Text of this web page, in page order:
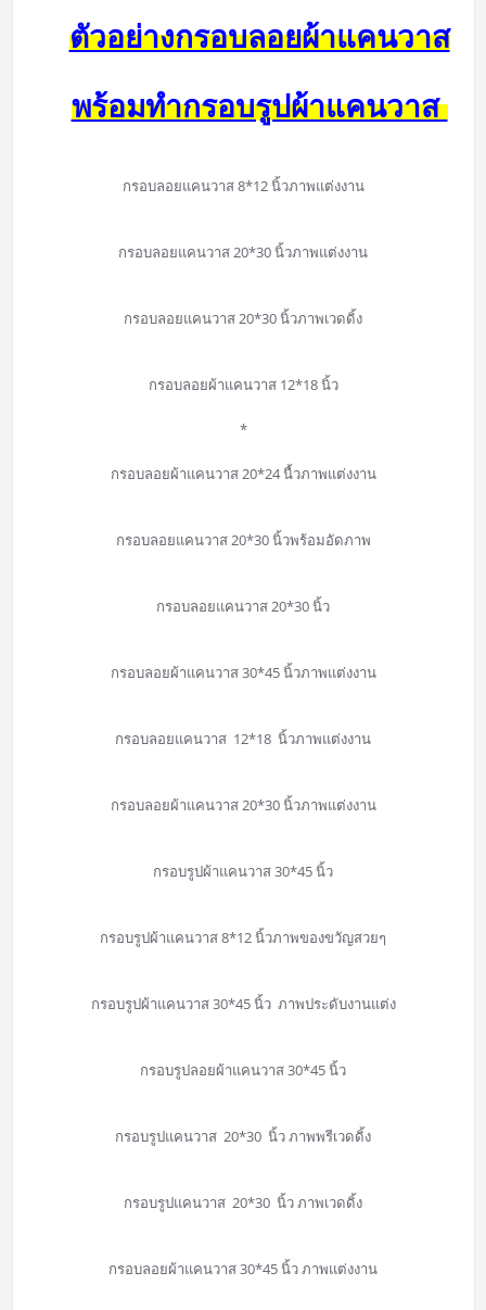
ตัวอย่างกรอบลอยผ้าแคนวาส
พร้อมทำกรอบรูปผ้าแคนวาส
กรอบลอยแคนวาส 8*12 นิ้วภาพแต่งงาน
กรอบลอยแคนวาส 20*30 นิ้วภาพแต่งงาน
กรอบลอยแคนวาส 20*30 นิ้วภาพเวดดิ้ง
กรอบลอยผ้าแคนวาส 12*18 นิ้ว
*
กรอบลอยผ้าแคนวาส 20*24 นื้วภาพแต่งงาน
กรอบลอยแคนวาส 20*30 นิ้วพร้อมอัดภาพ
กรอบลอยแคนวาส 20*30 นิ้ว
กรอบลอยผ้าแคนวาส 30*45 นิ้วภาพแต่งงาน
กรอบลอยแคนวาส 12*18 นิ้วภาพแต่งงาน
กรอบลอยผ้าแคนวาส 20*30 นิ้วภาพแต่งงาน
กรอบรูปผ้าแคนวาส 30*45 นิ้ว
กรอบรูปผ้าแคนวาส 8*12 นิ้วภาพของขวัญสวยๆ
กรอบรูปผ้าแคนวาส 30*45 นิ้ว ภาพประดับงานแต่ง
กรอบรูปลอยผ้าแคนวาส 30*45 นิ้ว
กรอบรูปแคนวาส 20*30 นิ้ว ภาพพรีเวดดิ้ง
กรอบรูปแคนวาส 20*30 นิ้ว ภาพเวดดิ้ง
กรอบลอยผ้าแคนวาส 30*45 นิ้ว ภาพแต่งงาน